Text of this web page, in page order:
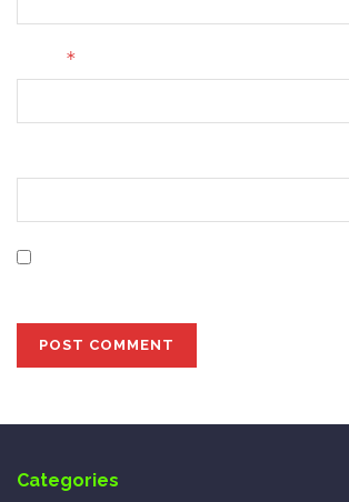
*
Categories